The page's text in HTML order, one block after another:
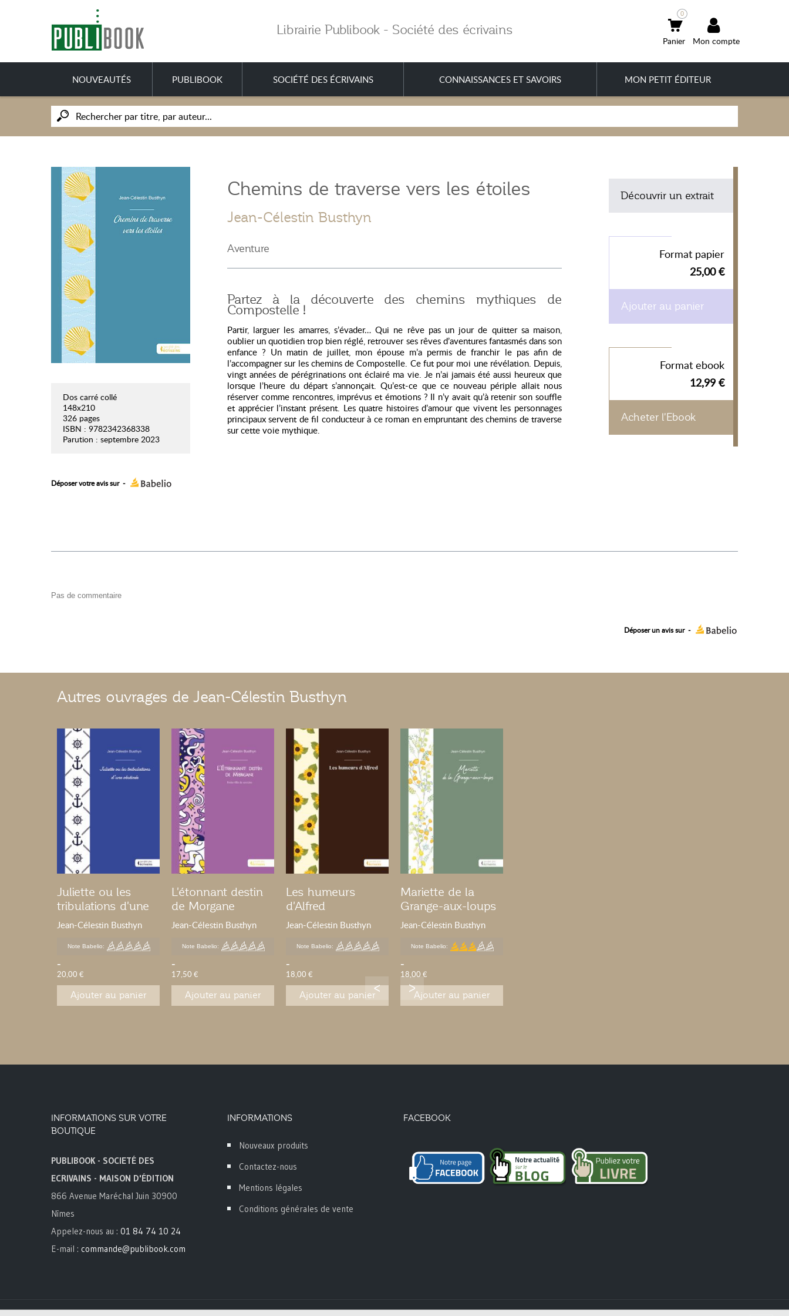
Librairie Publibook - Société des écrivains
Mon compte
0
NOUVEAUTÉS PUBLIBOOK SOCIÉTÉ DES ÉCRIVAINS CONNAISSANCES ET SAVOIRS MON PETIT ÉDITEUR
Dos carré collé
148x210
326 pages
ISBN : 9782342368338
Parution : septembre 2023
Déposer votre avis sur -
Chemins de traverse vers les étoiles
Jean-Célestin Busthyn
Aventure
Partez à la découverte des chemins mythiques de
Compostelle !
Partir, larguer les amarres, s’évader… Qui ne rêve pas un jour de quitter sa maison,
oublier un quotidien trop bien réglé, retrouver ses rêves d’aventures fantasmés dans son
enfance ? Un matin de juillet, mon épouse m’a permis de franchir le pas afin de
l’accompagner sur les chemins de Compostelle. Ce fut pour moi une révélation. Depuis,
vingt années de pérégrinations ont éclairé ma vie. Je n’ai jamais été aussi heureux que
lorsque l’heure du départ s’annonçait. Qu’est-ce que ce nouveau périple allait nous
réserver comme rencontres, imprévus et émotions ? Il n’y avait qu’à retenir son souffle
et apprécier l’instant présent. Les quatre histoires d’amour que vivent les personnages
principaux servent de fil conducteur à ce roman en empruntant des chemins de traverse
sur cette voie mythique.
Découvrir un extrait
Format papier
25,00 €
Ajouter au panier
Format ebook
12,99 €
Acheter l'Ebook
Pas de commentaire
Déposer un avis sur -
Autres ouvrages de Jean-Célestin Busthyn
Juliette ou les
tribulations d'une
obstinée
Jean-Célestin Busthyn
Note Babelio:
-
20,00 €
Ajouter au panier
L'étonnant destin
de Morgane
Jean-Célestin Busthyn
Note Babelio:
-
17,50 €
Ajouter au panier
Les humeurs
d'Alfred
Jean-Célestin Busthyn
Note Babelio:
-
18,00 €
Ajouter au panier
Mariette de la
Grange-aux-loups
Jean-Célestin Busthyn
Note Babelio:
-
18,00 €
Ajouter au panier
INFORMATIONS SUR VOTRE
BOUTIQUE
PUBLIBOOK - SOCIETÉ DES
ECRIVAINS - MAISON D'ÉDITION
866 Avenue Maréchal Juin 30900
Nîmes
Appelez-nous au : 01 84 74 10 24
E-mail : commande@publibook.com
INFORMATIONS
Nouveaux produits
Contactez-nous
Mentions légales
Conditions générales de vente
FACEBOOK